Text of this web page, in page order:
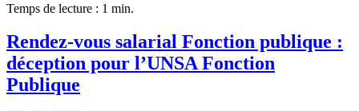
Temps de lecture : 1 min.
Rendez-vous salarial Fonction publique :
déception pour l’UNSA Fonction
Publique